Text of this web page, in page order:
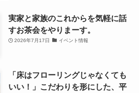
実家と家族のこれからを気軽に話
すお茶会をやりまーす。
2026年7月17日 イベント情報
「床はフローリングじゃなくても
いい！」こだわりを形にした、平